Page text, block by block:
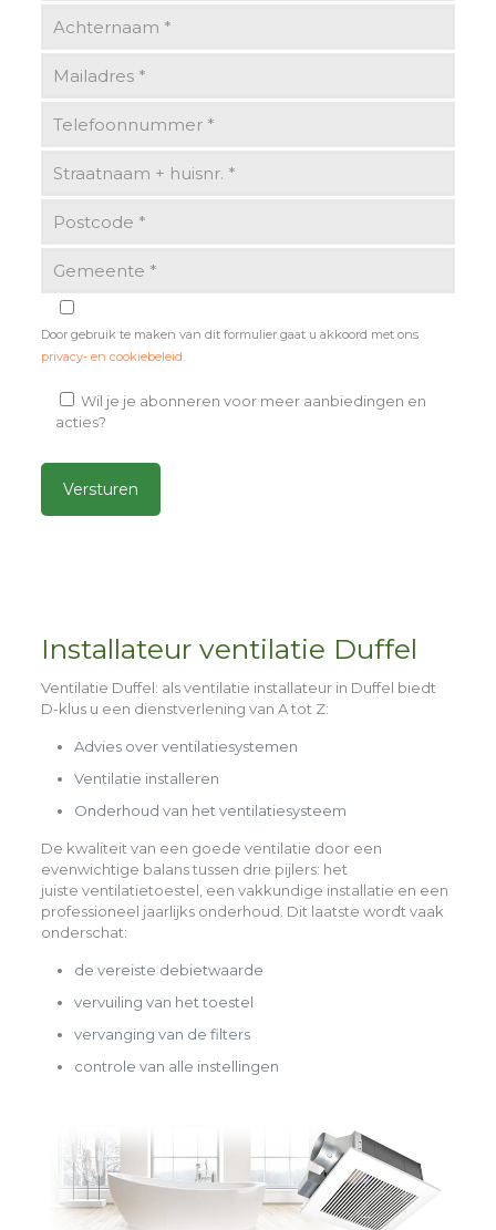
Door gebruik te maken van dit formulier gaat u akkoord met ons
privacy- en cookiebeleid
Wil je je abonneren voor meer aanbiedingen en
acties?
Installateur ventilatie Duffel
Ventilatie Duffel: als ventilatie installateur in Duffel biedt
D-klus u een dienstverlening van A tot Z:
Advies over ventilatiesystemen
Ventilatie installeren
Onderhoud van het ventilatiesysteem
De kwaliteit van een goede ventilatie door een
evenwichtige balans tussen drie pijlers: het
juiste ventilatietoestel, een vakkundige installatie en een
professioneel jaarlijks onderhoud . Dit laatste wordt vaak
onderschat:
de vereiste debietwaarde
vervuiling van het toestel
vervanging van de filters
controle van alle instellingen